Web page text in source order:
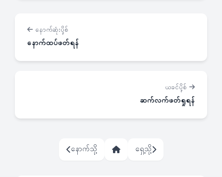
နောက်ဆုံးပို့စ်
နောက်ထပ်ဖတ်ရန်
ယခင်ပို့စ်
ဆက်လက်ဖတ်ရှုရန်
နောက်သို့ ရှေ့သို့